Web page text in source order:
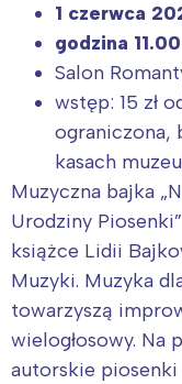
1 czerwca
godzina 11.00
Salon
wstęp: 15 zł
ograniczona,
kasach
Muzyczna bajka
Urodziny
książce Lidii
Muzyki. Muzyka
towarzyszą
wielogłosowy. Na
autorskie